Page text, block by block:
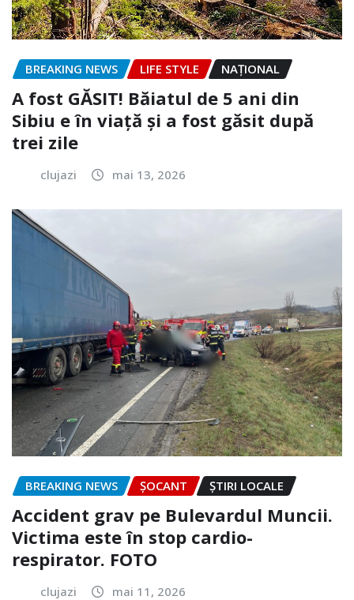
BREAKING NEWS LIFE STYLE NAŢIONAL
A fost GĂSIT! Băiatul de 5 ani din
Sibiu e în viață și a fost găsit după
trei zile
clujazi mai 13, 2026
BREAKING NEWS ȘOCANT ȘTIRI LOCALE
Accident grav pe Bulevardul Muncii.
Victima este în stop cardio-
respirator. FOTO
clujazi mai 11, 2026